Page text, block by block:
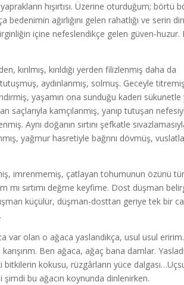
hışırtısı. Üzerine oturduğum; börtü
bedenimin ağırlığını gelen rahatlığı ve serin
içine nefeslendikçe gelen güven-huzur.
kırılmış, kırıldığı yerden filizlenmiş daha da
aydınlanmış, solmuş. Geceyle
yaşamın ona sunduğu kaderi sükunetle
saçlarıyla kamçılanmış, yanıp tutuşan
Aynı doğanın sırtını şefkatle
yağmur hasretiyle bağrını dövmüş,
imrenmemiş, çatlayan tohumunun özünü
sırtımı değme keyfime. Dost düşman
küçülür, düşman-dosttan geriye tek bir
var olan o ağaca yaslandıkça, usul usul eririm.
Ben ağaca, ağaç bana damlar.
kokusu, rüzgârların yüce
şimdi bu ağacın koynunda dinlenirken.